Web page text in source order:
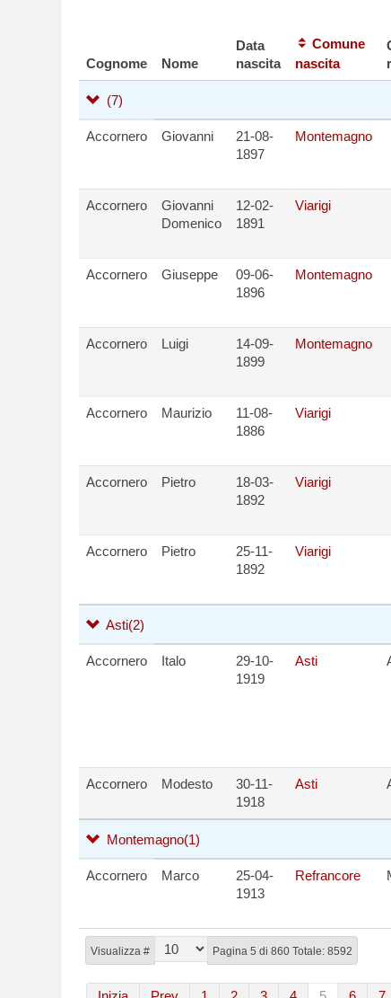
Cognome Nome
Data
nascita
Comune
nascita
Visualizza # Pagina 5 di 860 Totale: 8592
(7)
Accornero Giovanni
21-08-
1897
Montemagno
Accornero
Giovanni
Domenico
12-02-
1891
Viarigi
Accornero Giuseppe
09-06-
1896
Montemagno
Accornero Luigi
14-09-
1899
Montemagno
Accornero Maurizio
11-08-
1886
Viarigi
Accornero Pietro
18-03-
1892
Viarigi
Accornero Pietro
25-11-
1892
Viarigi
Asti(2)
Accornero Italo
29-10-
1919
Asti
Accornero Modesto
30-11-
1918
Asti
Montemagno(1)
Accornero Marco
25-04-
1913
Refrancore